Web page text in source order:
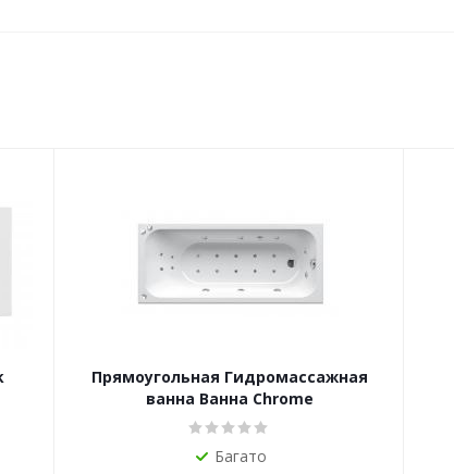
Прямоугольная Гидромассажная
ванна Ванна Chrome
Багато